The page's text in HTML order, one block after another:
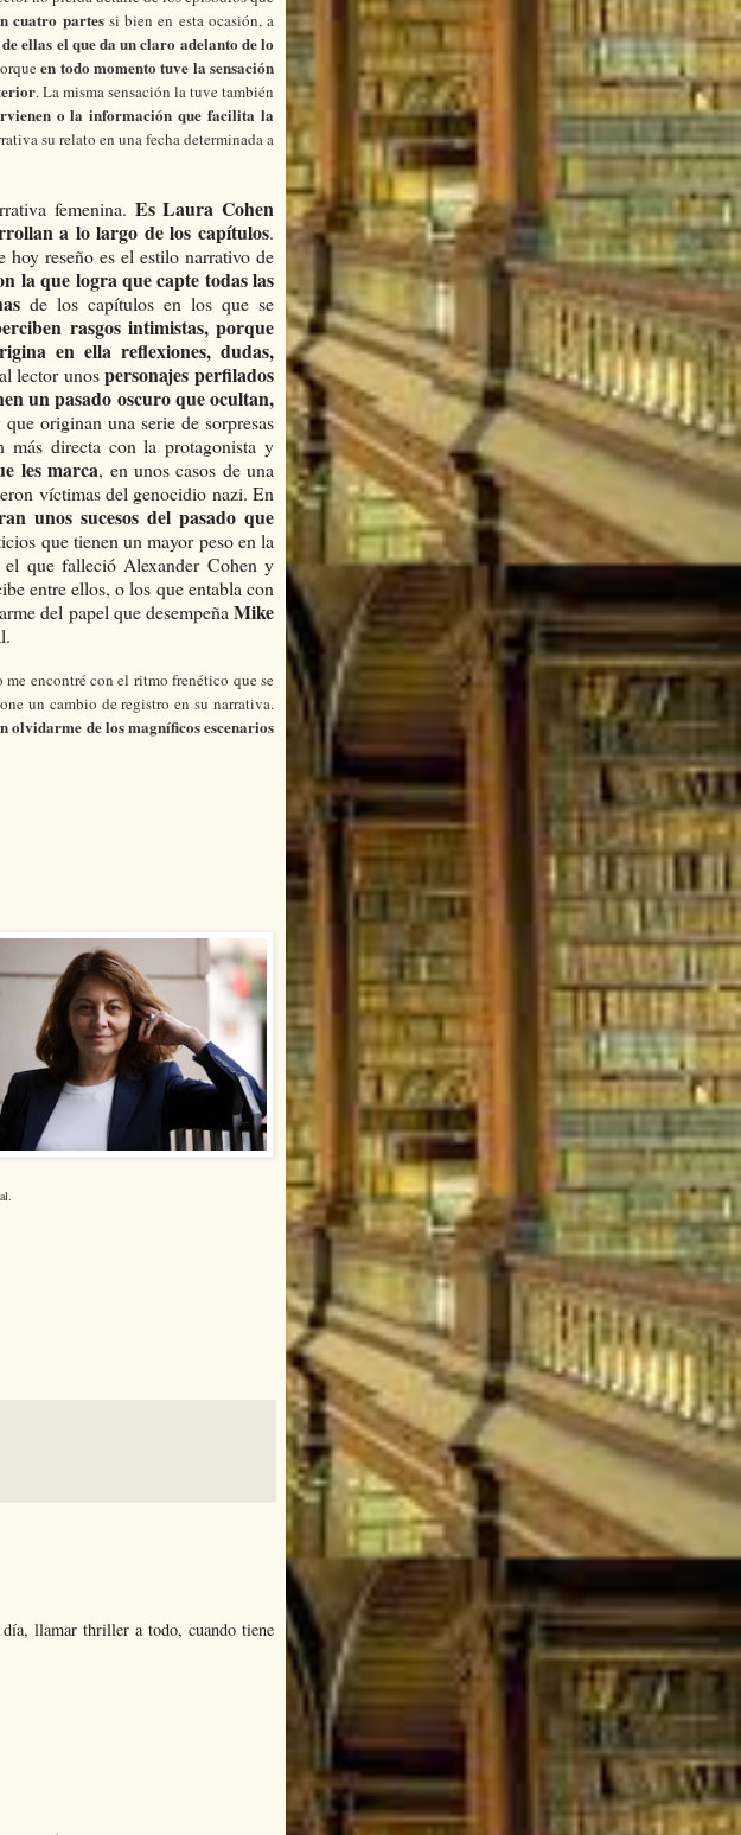
cuatro partessi bien en esta ocasión, a
ellas el que da un claro adelanto de lo
en todo momento tuve la sensación
. La misma sensación la tuve también
o la información que facilita la
su relato en una fecha determinada a
femenina. Es Laura Cohen
a lo largo de los capítulos.
hoy reseño es el estilo narrativo de
la que logra que capte todas las
de los capítulos en los que se
rasgos intimistas, porque
en ella reflexiones, dudas,
lector unospersonajes perfilados
un pasado oscuro que ocultan,
originan una serie de sorpresas
más directa con la protagonista y
les marca, en unos casos de una
víctimas del genocidio nazi. En
unos sucesos del pasado que
que tienen un mayor peso en la
que falleció Alexander Cohen y
entre ellos, o los que entabla con
del papel que desempeñaMike
me encontré con el ritmo frenético que se
un cambio de registro en su narrativa.
olvidarme de los magníficos escenarios
llamar thriller a todo, cuando tiene